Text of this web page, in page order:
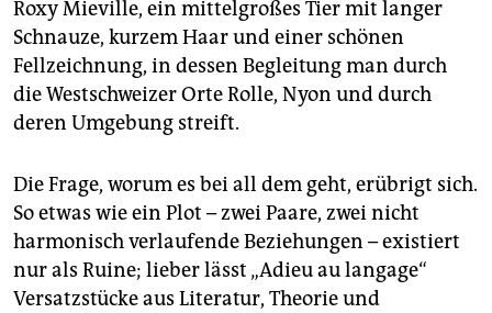
Roxy Mieville, ein mittelgroßes Tier mit langer
Schnauze, kurzem Haar und einer schönen
Fellzeichnung, in dessen Begleitung man durch
die Westschweizer Orte Rolle, Nyon und durch
deren Umgebung streift.
Die Frage, worum es bei all dem geht, erübrigt sich.
So etwas wie ein Plot – zwei Paare, zwei nicht
harmonisch verlaufende Beziehungen – existiert
nur als Ruine; lieber lässt „Adieu au langage“
Versatzstücke aus Literatur, Theorie und